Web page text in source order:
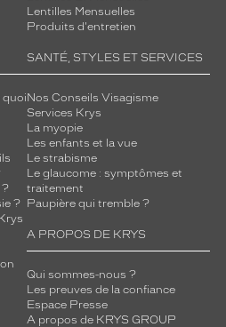
Lentilles Mensuelles
Produits d'entretien
quoi
?
?
SANTÉ, STYLES ET SERVICES
Nos Conseils Visagisme
Services Krys
La myopie
Les enfants et la vue
Le strabisme
Le glaucome : symptômes et
traitement
Paupière qui tremble ?
A PROPOS DE KRYS
Qui sommes-nous ?
Les preuves de la confiance
Espace Presse
A propos de KRYS GROUP